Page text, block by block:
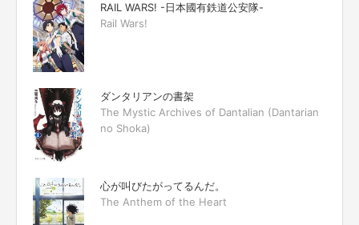
RAIL WARS! -日本國有鉄道公安隊-
Rail Wars!
ダンタリアンの書架
The Mystic Archives of Dantalian (Dantarian
no Shoka)
心が叫びたがってるんだ。
The Anthem of the Heart